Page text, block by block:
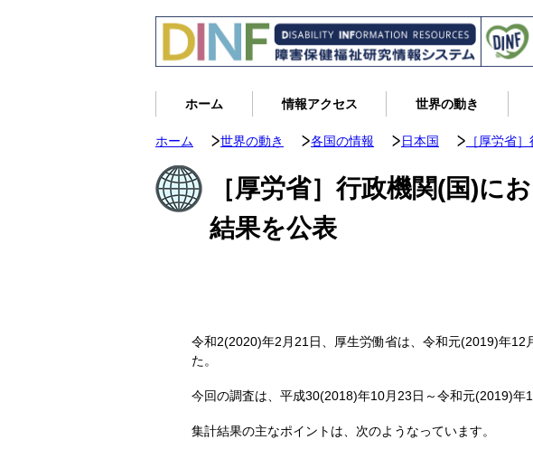
ホーム 情報アクセス 世界の動き
ホーム 世界の動き 各国の情報 日本国 ［厚労省
［厚労省］行政機関(国)に
結果を公表
令和2(2020)年2月21日、厚生労働省は、令和元(2019)年
た。
今回の調査は、平成30(2018)年10月23日～令和元(2019)年
集計結果の主なポイントは、次のようなっています。